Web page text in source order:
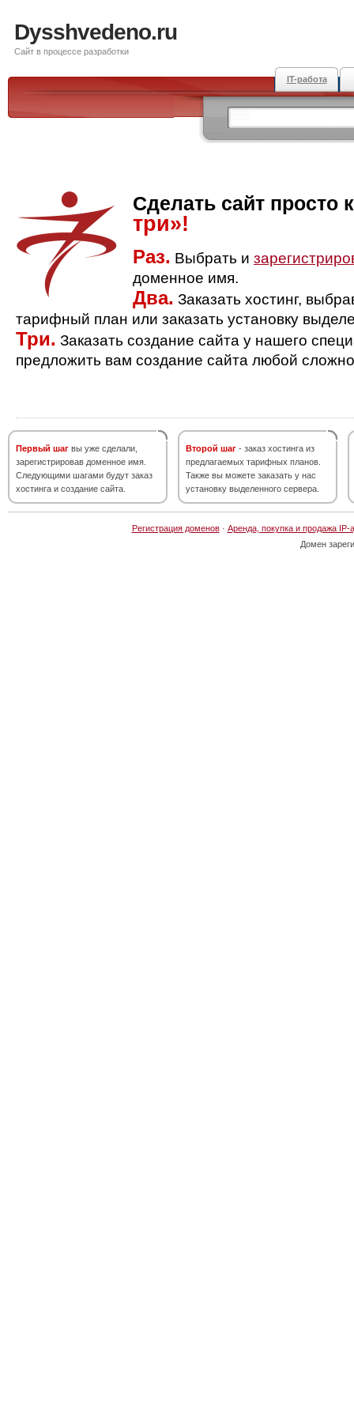
Dysshvedeno.ru
Сайт в процессе разработки
IT-работа
Сделать сайт просто
три»!
Раз. Выбрать и
доменное имя.
Два. Заказать хостинг,
тарифный план или заказать установку
Три. Заказать создание сайта у нашего
предложить вам создание сайта любой
Первый шаг вы уже сделали,
зарегистрировав доменное имя.
Следующими шагами будут заказ
хостинга и создание сайта.
Второй шаг - заказ хостинга из
предлагаемых тарифных планов.
Также вы можете заказать у нас
установку выделенного сервера.
Регистрация доменов· Аренда, покупка и продажа IP-
Домен